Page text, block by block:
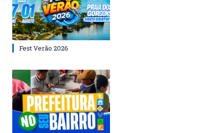
Fest Verão 2026